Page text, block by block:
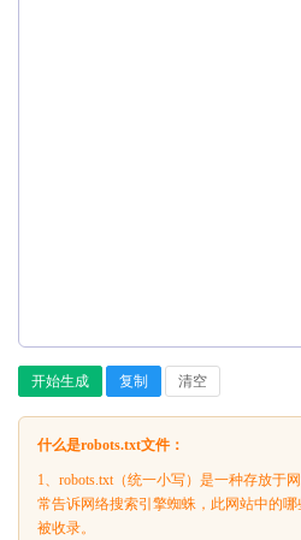
开始生成 复制 清空
什么是robots.txt文件：
1、robots.txt（统一小写）是一种存放于
常告诉网络搜索引擎蜘蛛，此网站中的
被收录。